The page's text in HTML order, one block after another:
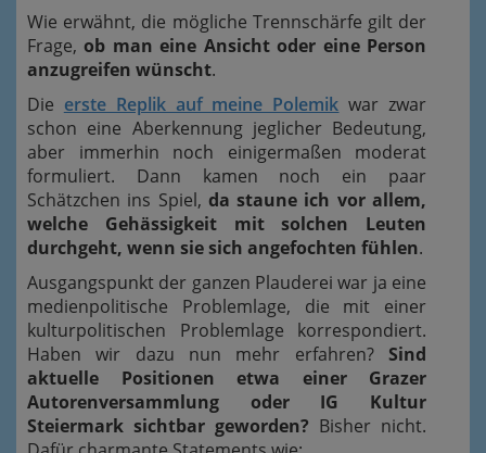
Wie erwähnt, die mögliche Trennschärfe gilt der
Frage,ob man eine Ansicht oder eine Person
anzugreifen wünscht.
Die erste Replik auf meine Polemik war zwar
schon eine Aberkennung jeglicher Bedeutung,
aber immerhin noch einigermaßen moderat
formuliert. Dann kamen noch ein paar
Schätzchen ins Spiel, da staune ich vor allem,
welche Gehässigkeit mit solchen Leuten
durchgeht, wenn sie sich angefochten fühlen.
Ausgangspunkt der ganzen Plauderei war ja eine
medienpolitische Problemlage, die mit einer
kulturpolitischen Problemlage korrespondiert.
Haben wir dazu nun mehr erfahren? Sind
aktuelle Positionen etwa einer Grazer
Autorenversammlung oder IG Kultur
Steiermark sichtbar geworden? Bisher nicht.